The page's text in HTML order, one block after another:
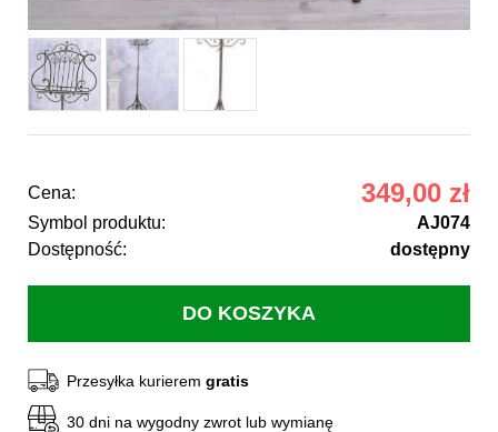
Cena: 349,00 zł
Symbol produktu:
AJ074
Dostępność:
dostępny
Przesyłka kurierem gratis
30 dni na wygodny zwrot lub wymianę